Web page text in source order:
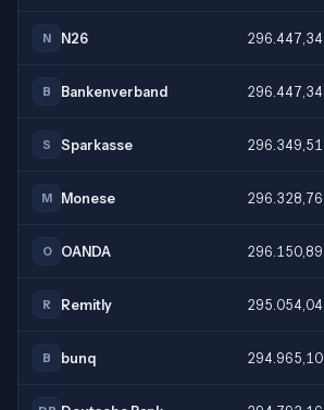
N N26 296.447,34
B Bankenverband 296.447,34
S Sparkasse 296.349,51
M Monese 296.328,76
O OANDA 296.150,89
R Remitly 295.054,04
B bunq 294.965,10